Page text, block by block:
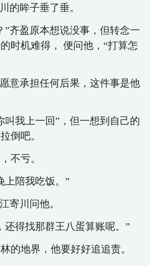
的眸子垂了垂。
”齐盈原本想说没事，但转念一
时机难得， 便问他，“打算怎
意承担任何后果，这件事是他
叫我上一回”，但一想到自己的
倒吧。
不亏。
上陪我吃饭。”
寄川问他。
还得找那群王八蛋算账呢。”
的地界，他要好好追追责。